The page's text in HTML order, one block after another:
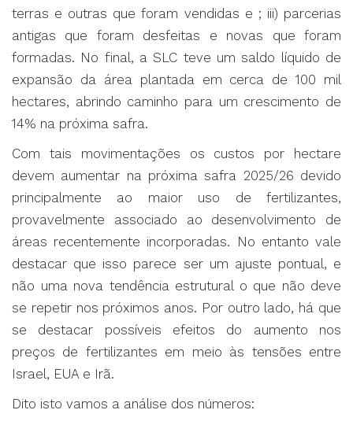
terras e outras que foram vendidas e ; iii) parcerias
antigas que foram desfeitas e novas que foram
formadas. No final, a SLC teve um saldo líquido de
expansão da área plantada em cerca de 100 mil
hectares, abrindo caminho para um crescimento de
14% na próxima safra.
Com tais movimentações os custos por hectare
devem aumentar na próxima safra 2025/26 devido
principalmente ao maior uso de fertilizantes,
provavelmente associado ao desenvolvimento de
áreas recentemente incorporadas. No entanto vale
destacar que isso parece ser um ajuste pontual, e
não uma nova tendência estrutural o que não deve
se repetir nos próximos anos. Por outro lado, há que
se destacar possíveis efeitos do aumento nos
preços de fertilizantes em meio às tensões entre
Israel, EUA e Irã.
Dito isto vamos a análise dos números: